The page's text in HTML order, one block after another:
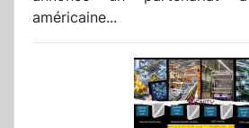
américaine...